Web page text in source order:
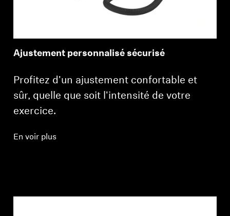
Ajustement personnalisé sécurisé
Profitez d'un ajustement confortable et
sûr, quelle que soit l'intensité de votre
exercice.
En voir plus